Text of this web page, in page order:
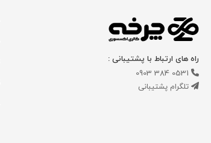
راه های ارتباط با پشتیبانی :
0531 384 0903
تلگرام پشتیبانی